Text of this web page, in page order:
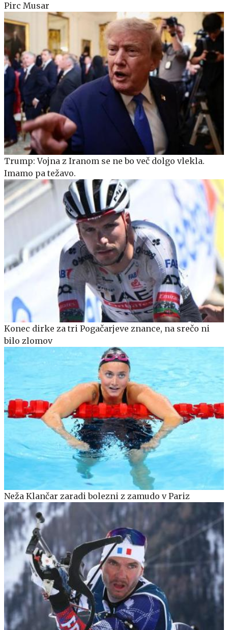
Pirc Musar
Trump: Vojna z Iranom se ne bo več dolgo vlekla.
Imamo pa težavo.
Konec dirke za tri Pogačarjeve znance, na srečo ni
bilo zlomov
Neža Klančar zaradi bolezni z zamudo v Pariz